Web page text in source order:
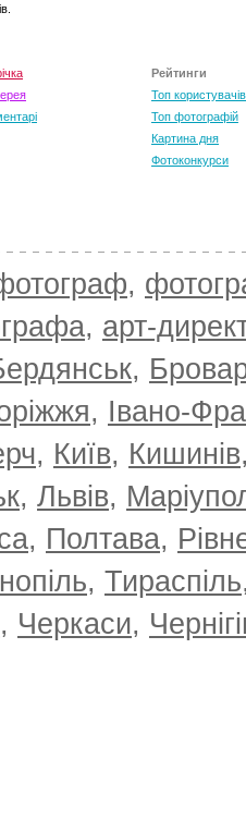
Рейтинги
Топ користувачів
Топ фотографій
Картина дня
Фотоконкурси
,
, арт-
,
, Івано-
, Київ, Кишинів
, Львів,
, Полтава,
, Тираспіль
, Черкаси,